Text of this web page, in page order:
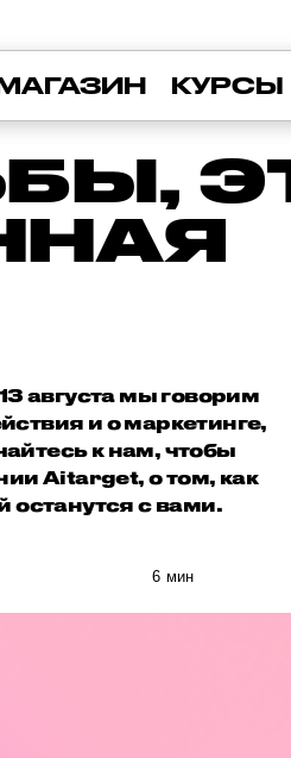
КУРСЫ
августа мы говорим
и о маркетинге,
к нам, чтобы
Aitarget, о том, как
останутся с вами.
6 мин